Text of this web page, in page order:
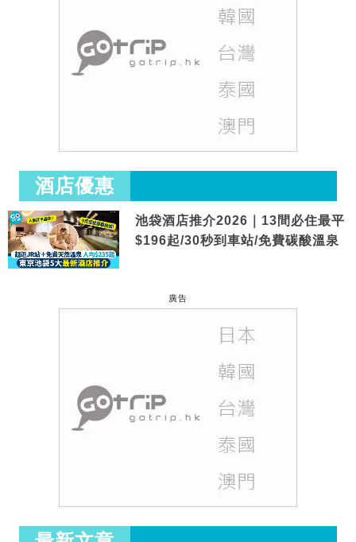
酒店優惠
池袋酒店推介2026｜13間必住最平
$196起/30秒到車站/免費碳酸溫泉
廣告